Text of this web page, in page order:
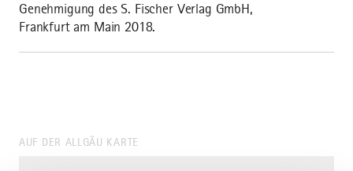
Genehmigung des S. Fischer Verlag GmbH,
Frankfurt am Main 2018.
AUF DER ALLGÄU KARTE